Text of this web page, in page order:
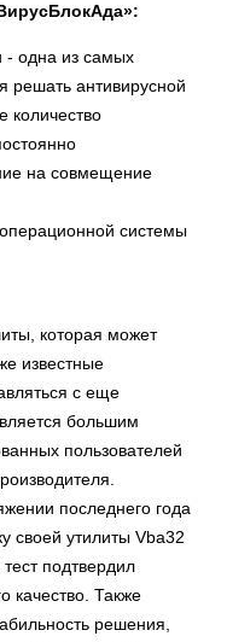
- одна из самых
решать антивирусной
количество
на совмещение
системы
которая может
известные
с еще
большим
пользователей
последнего года
своей утилиты Vba32
подтвердил
качество. Также
решения,